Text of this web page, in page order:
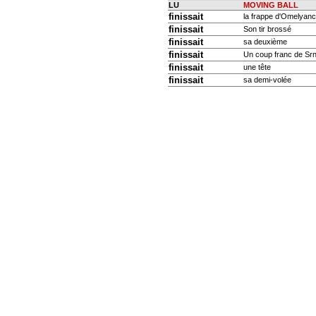
LU MOVING BALL
finissait la frappe
finissait Son tir brossé
finissait sa deuxième
finissait Un coup franc de
finissait une tête
finissait sa demi-volée